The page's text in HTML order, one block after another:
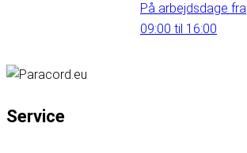
På arbejdsdage fra
09:00 til 16:00
Service